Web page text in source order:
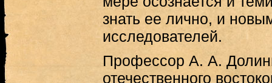
знать ее лично, и
исследователей.
Профессор А. А.
отечественного